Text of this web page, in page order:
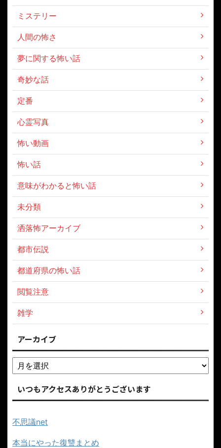
ミステリー
人間の怖さ
夢に関する怖い話
奇妙な話
定番
心霊写真
怖い動画
怖い話
意味がわかると怖い話
未分類
洒落怖アーカイブ
都市伝説
都道府県の怖い話
閲覧注意
雑学
アーカイブ
いつもアクセスありがとうございます
不思議net
本当にやった復讐まとめ